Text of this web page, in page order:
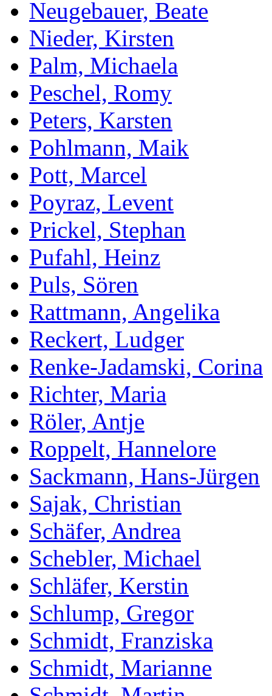
Neugebauer, Beate
Nieder, Kirsten
Palm, Michaela
Peschel, Romy
Peters, Karsten
Pohlmann, Maik
Pott, Marcel
Poyraz, Levent
Prickel, Stephan
Pufahl, Heinz
Puls, Sören
Rattmann, Angelika
Reckert, Ludger
Renke-Jadamski, Corina
Richter, Maria
Röler, Antje
Roppelt, Hannelore
Sackmann, Hans-Jürgen
Sajak, Christian
Schäfer, Andrea
Schebler, Michael
Schläfer, Kerstin
Schlump, Gregor
Schmidt, Franziska
Schmidt, Marianne